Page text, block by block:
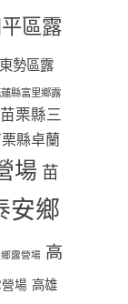
區露
勢區露
縣富里鄉露
苗栗縣三
縣卓蘭
場 苗
安鄉
露營場 高
場 高雄